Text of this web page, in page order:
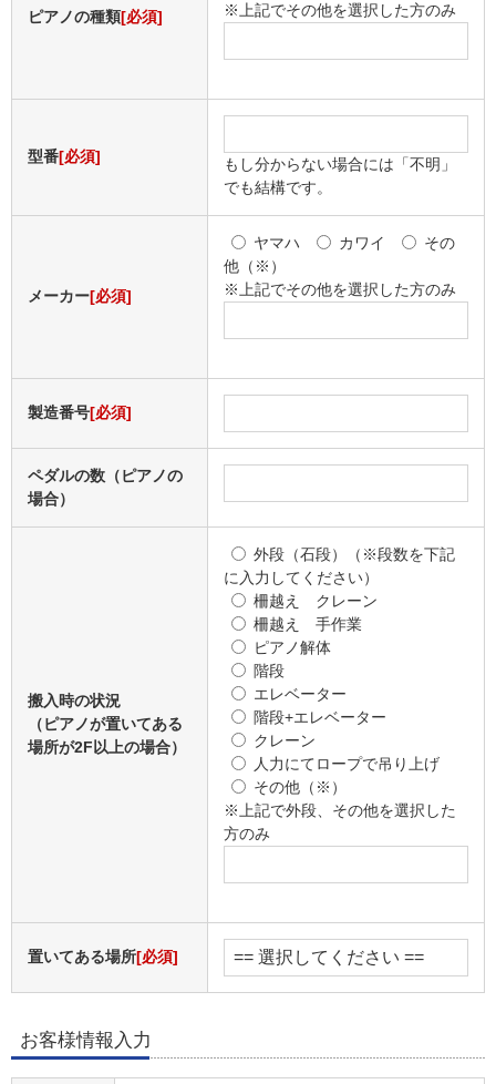
ピアノの種類[必須]
※上記でその他を選択した方のみ
型番[必須] もし分からない場合には「不明 」
でも結構です。
メーカー[必須]
ヤマハ カワイ
その
他（※）
※上記でその他を選択した方のみ
製造番号[必須]
ペダルの数（ピアノの
場合）
搬入時の状況
（ピアノが置いてある
場所が2F以上の場合）
外段（石段）（※段数を下記
に入力してください）
柵越え クレーン
柵越え 手作業
ピアノ解体
階段
エレベーター
階段+エレベーター
クレーン
人力にてロープで吊り上げ
その他（※）
※上記で外段、その他を選択した
方のみ
置いてある場所[必須]
お客様情報入力